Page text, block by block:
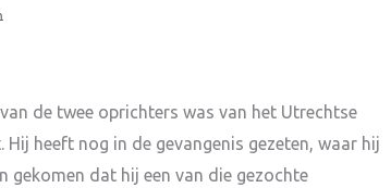
de twee oprichters was van het Utrechtse
heeft nog in de gevangenis gezeten, waar hij
gekomen dat hij een van die gezochte